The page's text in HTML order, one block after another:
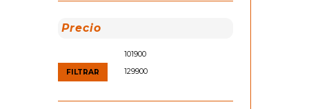
Precio
Precio
mínimo
FILTRAR